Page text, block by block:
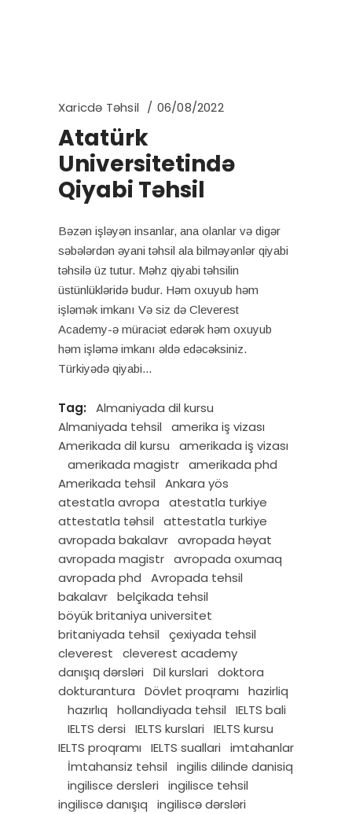
Xaricdə Təhsil 06/08/2022
Atatürk
Universitetində
Qiyabi Təhsil
Bəzən işləyən insanlar, ana olanlar və digər
səbələrdən əyani təhsil ala bilməyənlər qiyabi
təhsilə üz tutur. Məhz qiyabi təhsilin
üstünlükləridə budur. Həm oxuyub həm
işləmək imkanı Və siz də Cleverest
Academy-ə müraciət edərək həm oxuyub
həm işləmə imkanı əldə edəcəksiniz.
Türkiyədə qiyabi
Tag:
Almaniyada dil kursu
Almaniyada tehsil
amerika iş vizası
Amerikada dil kursu
amerikada iş vizası
amerikada magistr amerikada phd
Amerikada tehsil
Ankara yös
atestatla avropa
atestatla turkiye
attestatla təhsil
attestatla turkiye
avropada bakalavr avropada həyat
avropada magistr avropada oxumaq
avropada phd
Avropada tehsil
bakalavr belçikada tehsil
böyük britaniya universitet
britaniyada tehsil
çexiyada tehsil
cleverest
cleverest academy
danışıq dərsləri
Dil kurslari
doktora
dokturantura
Dövlet proqramı
hazirliq
hazırlıq
hollandiyada tehsil
IELTS bali
IELTS dersi
IELTS kurslari
IELTS kursu
IELTS proqramı
IELTS suallari
imtahanlar
İmtahansiz tehsil
ingilis dilinde danisiq
ingilisce dersleri
ingilisce tehsil
ingiliscə danışıq
ingiliscə dərsləri